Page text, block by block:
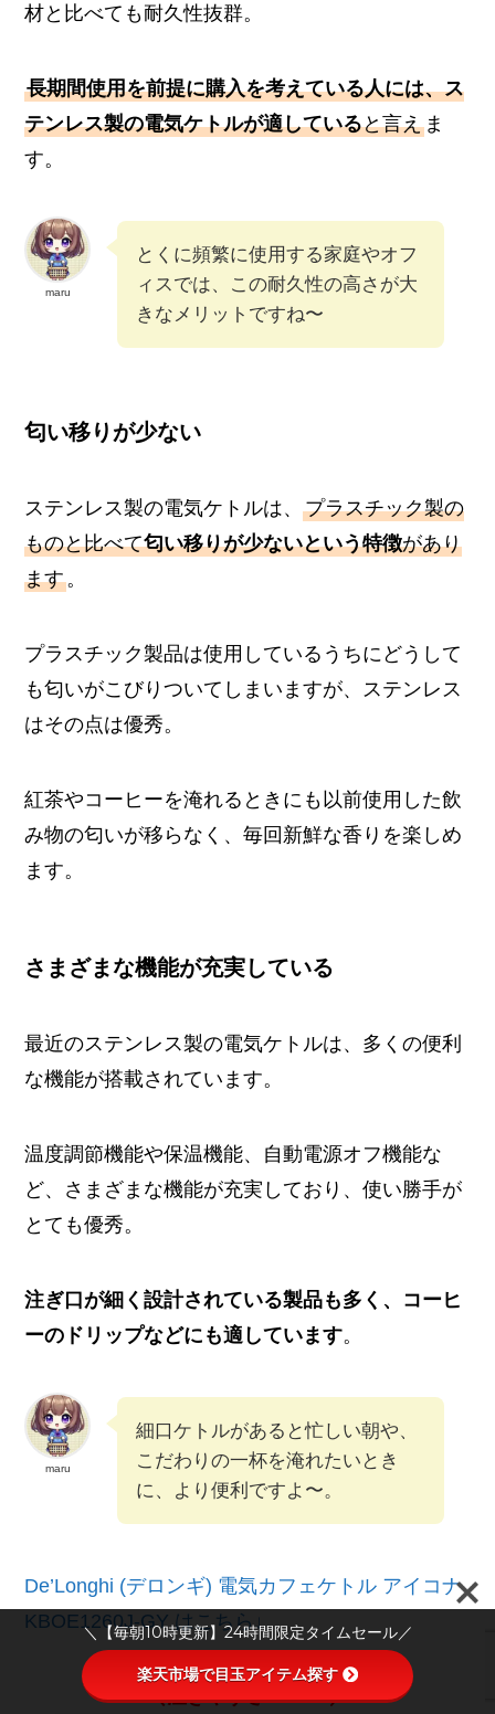
材と比べても耐久性抜群。
長期間使用を前提に購入を考えている人には、ス
テンレス製の電気ケトルが適していると言え ま
す。
maru
とくに頻繁に使用する家庭やオフ
ィスでは、この耐久性の高さが大
きなメリットですね〜
匂い移りが少ない
ステンレス製の電気ケトルは、プラスチック製の
ものと比べて匂い移りが少ないという特徴があり
ます。
プラスチック製品は使用しているうちにどうして
も匂いがこびりついてしまいますが、ステンレス
はその点は優秀。
紅茶やコーヒーを淹れるときにも以前使用した飲
み物の匂いが移らなく、毎回新鮮な香りを楽しめ
ます。
さまざまな機能が充実している
最近のステンレス製の電気ケトルは、多くの便利
な機能が搭載されています。
温度調節機能や保温機能、自動電源オフ機能な
ど、さまざまな機能が充実しており、使い勝手が
とても優秀。
注ぎ口が細く設計されている製品も多く、コーヒ
ーのドリップなどにも適しています。
maru
細口ケトルがあると忙しい朝や、
こだわりの一杯を淹れたいとき
に、より便利ですよ〜。
De’Longhi (デロンギ) 電気カフェケトル アイコナ
KBOE1260J-GY はこちら↓
＼注ぎやすさNo.1！／
＼【毎朝10時更新】24時間限定タイムセール／
楽天市場で目玉アイテム探す